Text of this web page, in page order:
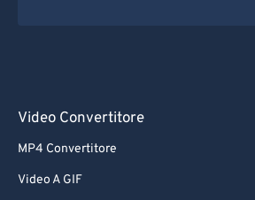
Video Convertitore
MP4 Convertitore
Video A GIF